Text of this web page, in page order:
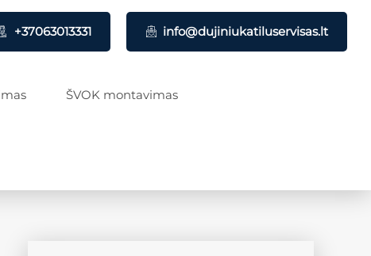
+37063013331 info@dujiniukatiluservisas.lt
ŠVOK montavimas